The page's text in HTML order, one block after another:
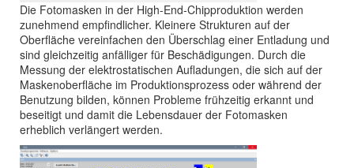
Die Fotomasken in der High-End-Chipproduktion werden
zunehmend empfindlicher. Kleinere Strukturen auf der
Oberfläche vereinfachen den Überschlag einer Entladung und
sind gleichzeitig anfälliger für Beschädigungen. Durch die
Messung der elektrostatischen Aufladungen, die sich auf der
Maskenoberfläche im Produktionsprozess oder während der
Benutzung bilden, können Probleme frühzeitig erkannt und
beseitigt und damit die Lebensdauer der Fotomasken
erheblich verlängert werden.